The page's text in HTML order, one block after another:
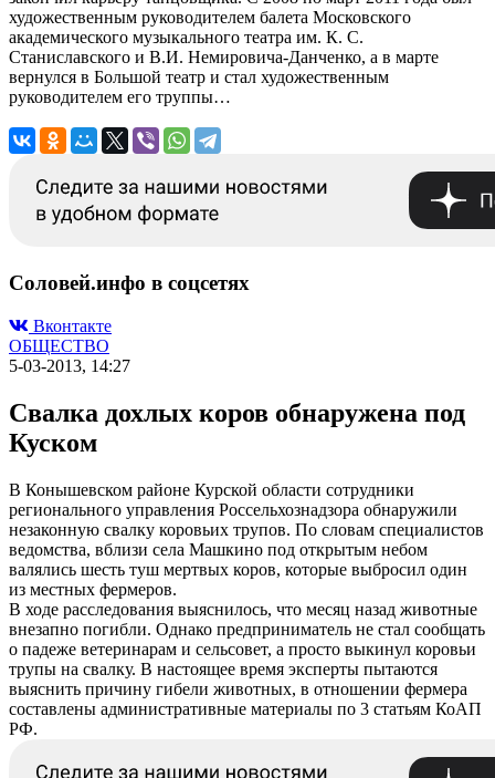
художественным руководителем балета Московского
академического музыкального театра им. К. С.
Станиславского и В.И. Немировича-Данченко, а в марте
вернулся в Большой театр и стал художественным
руководителем его труппы…
Соловей.инфо в соцсетях
Вконтакте
ОБЩЕСТВО
5-03-2013, 14:27
Свалка дохлых коров обнаружена под
Куском
В Конышевском районе Курской области сотрудники
регионального управления Россельхознадзора обнаружили
незаконную свалку коровьих трупов. По словам специалистов
ведомства, вблизи села Машкино под открытым небом
валялись шесть туш мертвых коров, которые выбросил один
из местных фермеров.
В ходе расследования выяснилось, что месяц назад животные
внезапно погибли. Однако предприниматель не стал сообщать
о падеже ветеринарам и сельсовет, а просто выкинул коровьи
трупы на свалку. В настоящее время эксперты пытаются
выяснить причину гибели животных, в отношении фермера
составлены административные материалы по 3 статьям КоАП
РФ.